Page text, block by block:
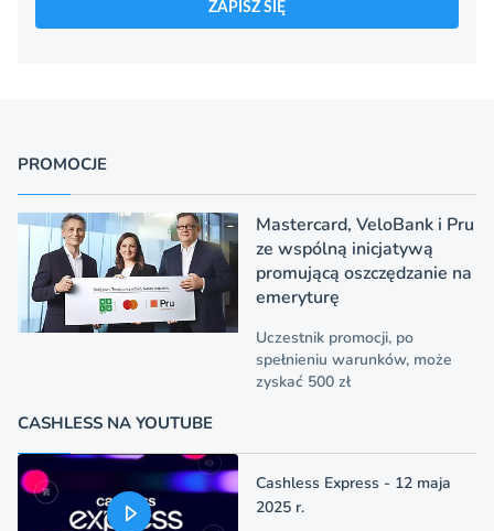
ZAPISZ SIĘ
PROMOCJE
Mastercard, VeloBank i Pru
ze wspólną inicjatywą
promującą oszczędzanie na
emeryturę
Uczestnik promocji, po
spełnieniu warunków, może
zyskać 500 zł
CASHLESS NA YOUTUBE
Cashless Express - 12 maja
2025 r.